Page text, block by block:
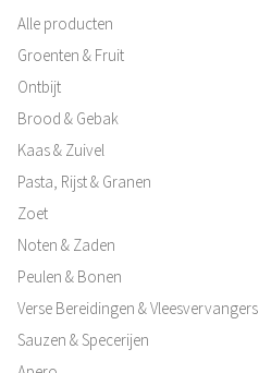
Alle producten
Groenten & Fruit
Ontbijt
Brood & Gebak
Kaas & Zuivel
Pasta, Rijst & Granen
Zoet
Noten & Zaden
Peulen & Bonen
Verse Bereidingen & Vleesvervangers
Sauzen & Specerijen